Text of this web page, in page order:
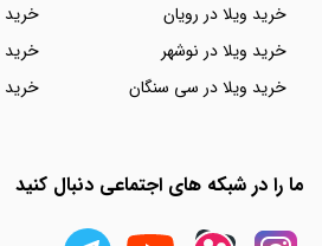
خرید ویلا در رویان
خرید ویلا در نوشهر
خرید ویلا در سی سنگان
خرید
خرید
خرید
ما را در شبکه های اجتماعی دنبال کنید